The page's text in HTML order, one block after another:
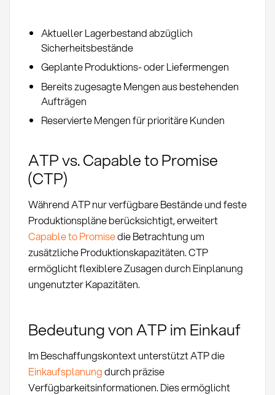
Aktueller Lagerbestand abzüglich
Sicherheitsbestände
Geplante Produktions- oder Liefermengen
Bereits zugesagte Mengen aus bestehenden
Aufträgen
Reservierte Mengen für prioritäre Kunden
ATP vs. Capable to Promise
(CTP)
Während ATP nur verfügbare Bestände und feste
Produktionspläne berücksichtigt, erweitert
Capable to Promisedie Betrachtung um
zusätzliche Produktionskapazitäten. CTP
ermöglicht flexiblere Zusagen durch Einplanung
ungenutzter Kapazitäten.
Bedeutung von ATP im Einkauf
Im Beschaffungskontext unterstützt ATP die
Einkaufsplanungdurch präzise
Verfügbarkeitsinformationen. Dies ermöglicht